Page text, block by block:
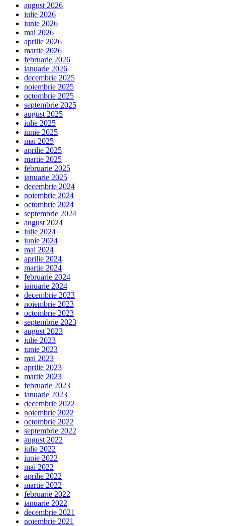
august 2026
iulie 2026
iunie 2026
mai 2026
aprilie 2026
martie 2026
februarie 2026
ianuarie 2026
decembrie 2025
noiembrie 2025
octombrie 2025
septembrie 2025
august 2025
iulie 2025
iunie 2025
mai 2025
aprilie 2025
martie 2025
februarie 2025
ianuarie 2025
decembrie 2024
noiembrie 2024
octombrie 2024
septembrie 2024
august 2024
iulie 2024
iunie 2024
mai 2024
aprilie 2024
martie 2024
februarie 2024
ianuarie 2024
decembrie 2023
noiembrie 2023
octombrie 2023
septembrie 2023
august 2023
iulie 2023
iunie 2023
mai 2023
aprilie 2023
martie 2023
februarie 2023
ianuarie 2023
decembrie 2022
noiembrie 2022
octombrie 2022
septembrie 2022
august 2022
iulie 2022
iunie 2022
mai 2022
aprilie 2022
martie 2022
februarie 2022
ianuarie 2022
decembrie 2021
noiembrie 2021